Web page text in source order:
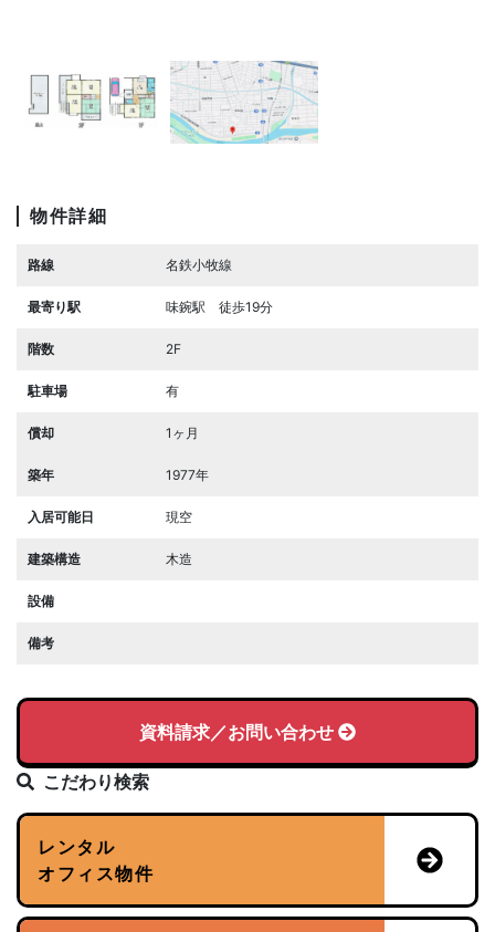
物件詳細
路線 名鉄小牧線
最寄り駅 味鋺駅 徒歩19分
階数 2F
駐車場 有
償却 1ヶ月
築年 1977年
入居可能日 現空
建築構造 木造
設備
備考
資料請求／お問い合わせ
こだわり検索
レンタル
オフィス物件